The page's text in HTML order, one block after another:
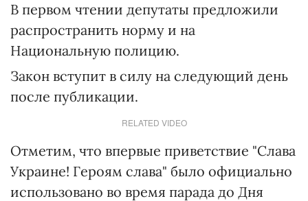
В первом чтении депутаты предложили
распространить норму и на
Национальную полицию.
Закон вступит в силу на следующий день
после публикации.
RELATED VIDEO
Отметим, что впервые приветствие "Слава
Украине! Героям слава" было официально
использовано во время парада до Дня